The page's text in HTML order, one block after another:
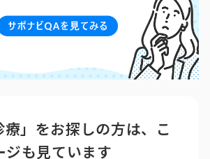
療」をお探しの方は、こ
ジも見ています